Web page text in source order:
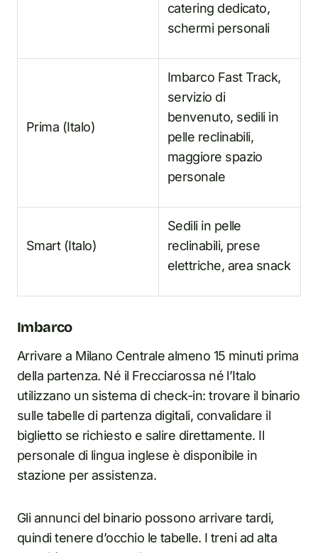
catering dedicato,
schermi personali
Prima (Italo)
Imbarco Fast Track,
servizio di
benvenuto, sedili in
pelle reclinabili,
maggiore spazio
personale
Smart (Italo)
Sedili in pelle
reclinabili, prese
elettriche, area snack
Imbarco
Arrivare a Milano Centrale almeno 15 minuti prima
della partenza. Né il Frecciarossa né l’Italo
utilizzano un sistema di check-in: trovare il binario
sulle tabelle di partenza digitali, convalidare il
biglietto se richiesto e salire direttamente. Il
personale di lingua inglese è disponibile in
stazione per assistenza.
Gli annunci del binario possono arrivare tardi,
quindi tenere d’occhio le tabelle. I treni ad alta